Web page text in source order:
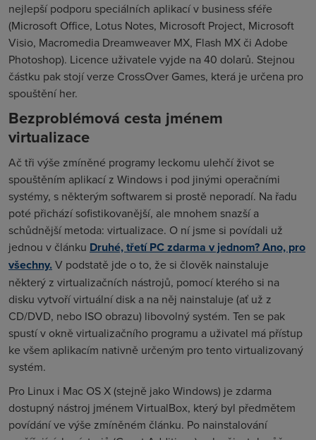
nejlepší podporu speciálních aplikací v business sféře
(Microsoft Office, Lotus Notes, Microsoft Project, Microsoft
Visio, Macromedia Dreamweaver MX, Flash MX či Adobe
Photoshop). Licence uživatele vyjde na 40 dolarů. Stejnou
částku pak stojí verze CrossOver Games, která je určena pro
spouštění her.
Bezproblémová cesta jménem
virtualizace
Ač tři výše zmíněné programy leckomu ulehčí život se
spouštěním aplikací z Windows i pod jinými operačními
systémy, s některým softwarem si prostě neporadí. Na řadu
poté přichází sofistikovanější, ale mnohem snazší a
schůdnější metoda: virtualizace. O ní jsme si povídali už
jednou v článku Druhé, třetí PC zdarma v jednom? Ano, pro
všechny.V podstatě jde o to, že si člověk nainstaluje
některý z virtualizačních nástrojů, pomocí kterého si na
disku vytvoří virtuální disk a na něj nainstaluje (ať už z
CD/DVD, nebo ISO obrazu) libovolný systém. Ten se pak
spustí v okně virtualizačního programu a uživatel má přístup
ke všem aplikacím nativně určeným pro tento virtualizovaný
systém.
Pro Linux i Mac OS X (stejně jako Windows) je zdarma
dostupný nástroj jménem VirtualBox, který byl předmětem
povídání ve výše zmíněném článku. Po nainstalování